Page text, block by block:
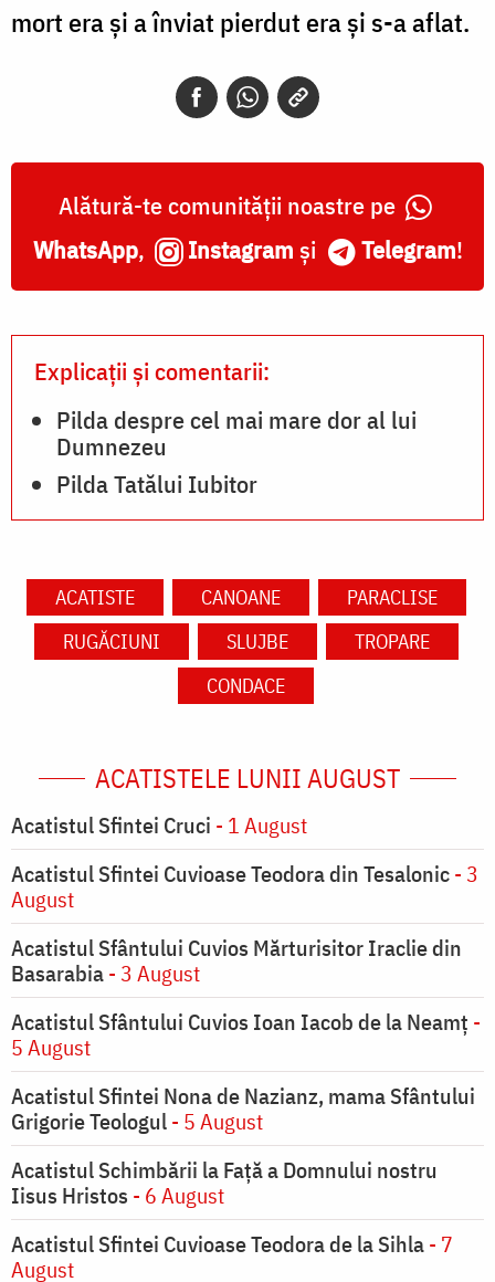
mort era și a înviat pierdut era și s-a aflat.
Alătură-te comunității noastre pe
WhatsApp, Instagram și Telegram!
Explicații și comentarii:
Pilda despre cel mai mare dor al lui
Dumnezeu
Pilda Tatălui Iubitor
ACATISTE CANOANE
PARACLISE
RUGĂCIUNI
SLUJBE
TROPARE
CONDACE
ACATISTELE LUNII AUGUST
Acatistul Sfintei Cruci - 1 August
Acatistul Sfintei Cuvioase Teodora din Tesalonic- 3
August
Acatistul Sfântului Cuvios Mărturisitor Iraclie din
Basarabia- 3 August
Acatistul Sfântului Cuvios Ioan Iacob de la Neamț -
5 August
Acatistul Sfintei Nona de Nazianz, mama Sfântului
Grigorie Teologul- 5 August
Acatistul Schimbării la Faţă a Domnului nostru
Iisus Hristos - 6 August
Acatistul Sfintei Cuvioase Teodora de la Sihla- 7
August